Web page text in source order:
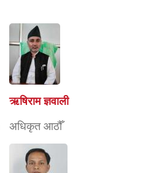
ऋषिराम ज्ञवाली
अधिकृत आठौँ